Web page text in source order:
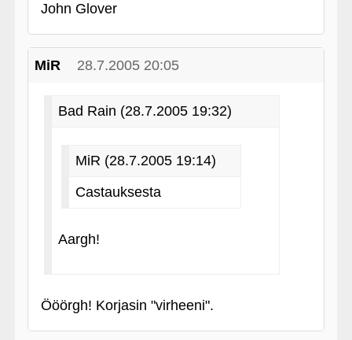
John Glover
MiR 28.7.2005 20:05
Bad Rain (28.7.2005 19:32)
MiR (28.7.2005 19:14)
Castauksesta
Aargh!
Ööörgh! Korjasin "virheeni".